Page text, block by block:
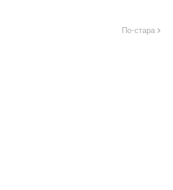
По-стара